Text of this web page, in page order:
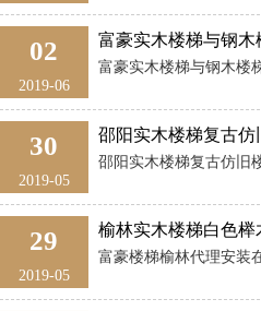
02
2019-06
富豪实木楼梯与钢木
30
2019-05
邵阳实木楼梯复古仿
29
2019-05
榆林实木楼梯白色榉